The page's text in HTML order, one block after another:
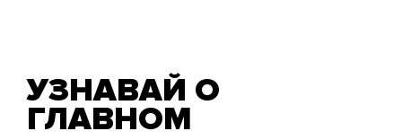
УЗНАВАЙ О
ГЛАВНОМ